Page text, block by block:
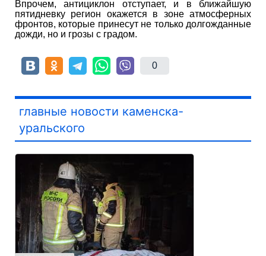
Впрочем, антициклон отступает, и в ближайшую
пятидневку регион окажется в зоне атмосферных
фронтов, которые принесут не только долгожданные
дожди, но и грозы с градом.
0
главные новости каменска-
уральского